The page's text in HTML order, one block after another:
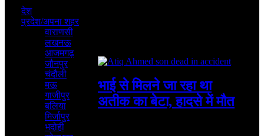
देश
प्रदेश/अपना शहर
वाराणसी
लखनऊ
आजमगढ़
जौनपुर
चंदौली
मऊ
गाजीपुर
बलिया
मिर्जापुर
भदोही
भाई से मिलने जा रहा था
अतीक का बेटा, हादसे में मौत